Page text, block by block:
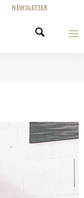
NEWSLETTER